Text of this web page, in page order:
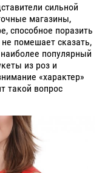
сильной
магазины,
способное поразить
помешает сказать,
популярный
из роз и
«характер»
такой вопрос